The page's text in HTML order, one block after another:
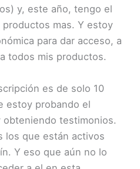
y, este año, tengo el
mas. Y estoy
para dar acceso, a
todos mis productos.
es de solo 10
estoy probando el
obteniendo testimonios.
los que están activos
Y eso que aún no lo